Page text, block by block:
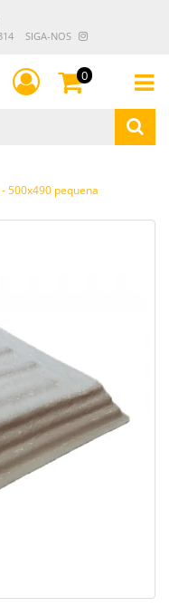
SIGA-NOS
0
500x490 pequena